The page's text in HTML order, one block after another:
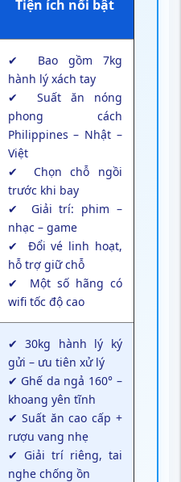
Tiện ích nổi bật
✔ Bao gồm 7kg
hành lý xách tay
✔ Suất ăn nóng
phong cách
Philippines – Nhật –
Việt
✔ Chọn chỗ ngồi
trước khi bay
✔ Giải trí: phim –
nhạc – game
✔ Đổi vé linh hoạt,
hỗ trợ giữ chỗ
✔ Một số hãng có
wifi tốc độ cao
✔ 30kg hành lý ký
gửi – ưu tiên xử lý
✔ Ghế da ngả 160° –
khoang yên tĩnh
✔ Suất ăn cao cấp +
rượu vang nhẹ
✔ Giải trí riêng, tai
nghe chống ồn